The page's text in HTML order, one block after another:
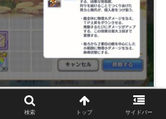
検索 トップ サイドバー